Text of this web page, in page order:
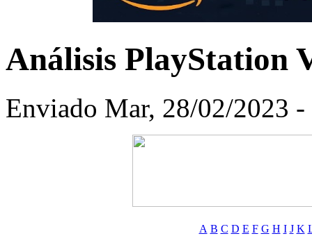
Análisis PlayStation
Enviado Mar, 28/02/2023
A B C D E F G H I J K